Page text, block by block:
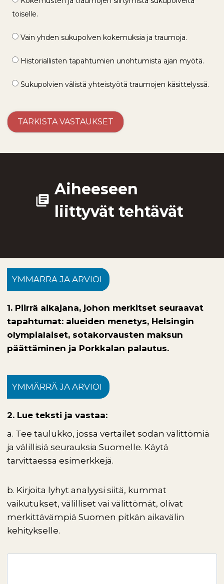
toiselle.
Vain yhden sukupolven kokemuksia ja traumoja.
Historiallisten tapahtumien unohtumista ajan myötä.
Sukupolvien välistä yhteistyötä traumojen käsittelyssä.
library_books
Aiheeseen
liittyvät tehtävät
YMMÄRRÄ JA ARVIOI
1. Piirrä aikajana, johon merkitset seuraavat
tapahtumat: alueiden menetys, Helsingin
olympialaiset, sotakorvausten maksun
päättäminen ja Porkkalan palautus.
YMMÄRRÄ JA ARVIOI
2. Lue teksti ja vastaa:
a. Tee taulukko, jossa vertailet sodan välittömiä
ja välillisiä seurauksia Suomelle. Käytä
tarvittaessa esimerkkejä.
b. Kirjoita lyhyt analyysi siitä, kummat
vaikutukset, välilliset vai välittömät, olivat
merkittävämpiä Suomen pitkän aikavälin
kehitykselle.